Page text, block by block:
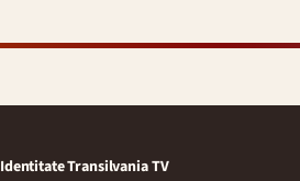
Identitate Transilvania TV